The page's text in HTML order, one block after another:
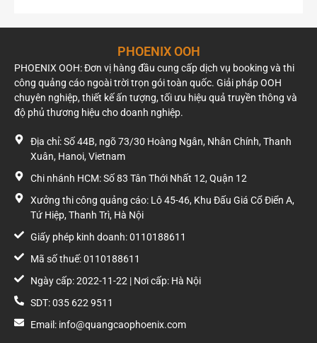
đến giới văn phòng và khách hàng có thu nhập khá.
Giá trị của pano khổ lớn 132 m²
Với diện tích 132 m², đây là một trong những pano có kích
thước lớn tại khu vực, mang lại lợi thế về khả năng hiển thị và
nhận diện thương hiệu.
Mặt biển rộng giúp doanh nghiệp triển khai các thiết kế quy
mô lớn, sử dụng hình ảnh nổi bật và thông điệp ngắn gọn mà
vẫn đảm bảo dễ quan sát khi phương tiện di chuyển ở tốc độ
Phù hợp với những ngành hàng nào?
quảng bá quy mô lớn của:
Ô tô, xe máy và phương tiện giao thông.
Ngân hàng, bảo hiểm và tài chính.
PHOENIX OOH
PHOENIX OOH: Đơn vị hàng đầu cung cấp dịch vụ booking và thi
công quảng cáo ngoài trời trọn gói toàn quốc. Giải pháp OOH
chuyên nghiệp, thiết kế ấn tượng, tối ưu hiệu quả truyền thông và
độ phủ thương hiệu cho doanh nghiệp.
Địa chỉ: Số 44B, ngõ 73/30 Hoàng Ngân, Nhân Chính, Thanh
Xuân, Hanoi, Vietnam
Chi nhánh HCM: Số 83 Tân Thới Nhất 12, Quận 12
Xưởng thi công quảng cáo: Lô 45-46, Khu Đấu Giá Cổ Điển A,
Tứ Hiệp, Thanh Trì, Hà Nội
Giấy phép kinh doanh: 0110188611
Mã số thuế: 0110188611
Ngày cấp: 2022-11-22 | Nơi cấp: Hà Nội
SDT: 035 622 9511
Email: info@quangcaophoenix.com